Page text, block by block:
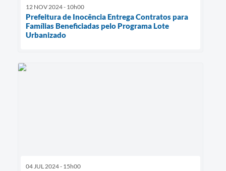
12 NOV 2024 - 10h00
Prefeitura de Inocência Entrega Contratos para
Famílias Beneficiadas pelo Programa Lote
Urbanizado
04 JUL 2024 - 15h00